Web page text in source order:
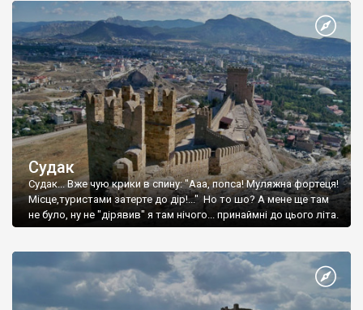
Судак
Судак... Вже чую крики в спину: "Ааа, попса! Муляжна фортеця!
Місце,туристами затерте до дір!..." Но то шо? А мене ще там
не було, ну не "дірявив" я там нічого... принаймні до цього літа.